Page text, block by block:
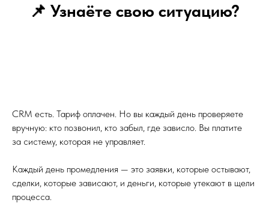
📌 Узнаёте свою ситуацию?
CRM есть. Тариф оплачен. Но вы каждый день проверяете
вручную: кто позвонил, кто забыл, где зависло. Вы платите
за систему, которая не управляет.
Каждый день промедления — это заявки, которые остывают,
сделки, которые зависают, и деньги, которые утекают в щели
процесса.